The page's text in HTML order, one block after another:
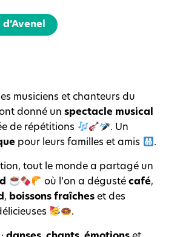
musiciens et chanteurs du
ont donné unspectacle musical
de répétitions
. Un
pour leurs familles et amis .
tout le monde a partagé un
où l’on a dégustécafé,
, boissons fraîches et des
.